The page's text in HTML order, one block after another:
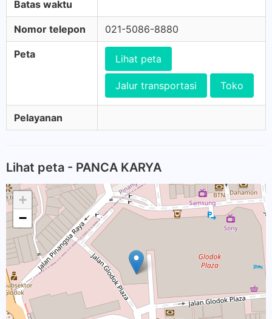
Batas waktu
Nomor telepon 021-5086-8880
Peta Lihat peta
Jalur transportasi Toko
Pelayanan
Lihat peta - PANCA KARYA
+
−